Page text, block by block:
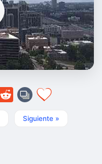
Siguiente »